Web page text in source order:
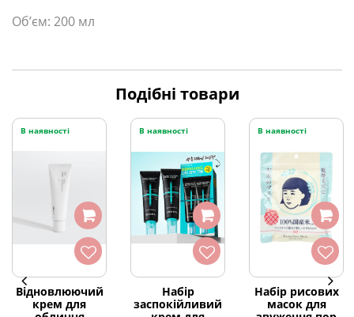
Об’єм: 200 мл
Подібні товари
В наявності
Відновлюючий
крем для
В наявності
Набір
заспокійливий
В наявності
Набір рисових
масок для